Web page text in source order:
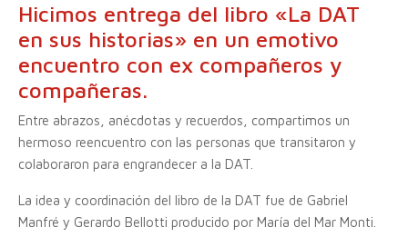
Hicimos entrega del libro «La DAT
en sus historias» en un emotivo
encuentro con ex compañeros y
compañeras.
Entre abrazos, anécdotas y recuerdos, compartimos un
hermoso reencuentro con las personas que transitaron y
colaboraron para engrandecer a la DAT.
La idea y coordinación del libro de la DAT fue de Gabriel
Manfré y Gerardo Bellotti producido por María del Mar Monti.